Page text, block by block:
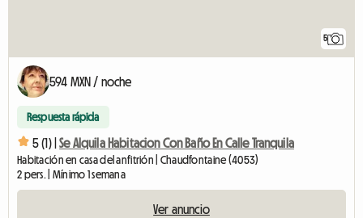
5
594 MXN / noche
Respuesta rápida
5 (1) | Se Alquila Habitacion Con Baño En Calle Tranquila
Habitación en casa del anfitrión | Chaudfontaine (4053)
2 pers. | Mínimo 1 semana
Ver anuncio